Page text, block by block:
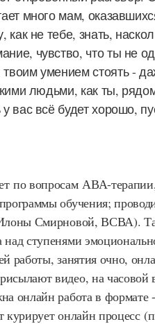
много мам,
не тебе, знать,
чувство, что ты не
умением стоять -
людьми, как ты,
вас всё будет хорошо,
по вопросам АВА-
обучения;
Смирновой, ВСВА).
ступенями
работы, занятия очно,
видео, на часовой
онлайн работа в формате -
курирует онлайн процесс